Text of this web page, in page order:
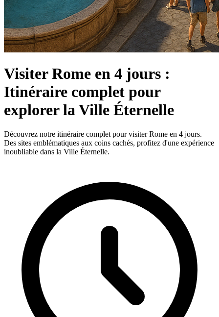
Visiter Rome en 4 jours :
Itinéraire complet pour
explorer la Ville Éternelle
Découvrez notre itinéraire complet pour visiter Rome en 4 jours.
Des sites emblématiques aux coins cachés, profitez d'une expérience
inoubliable dans la Ville Éternelle.